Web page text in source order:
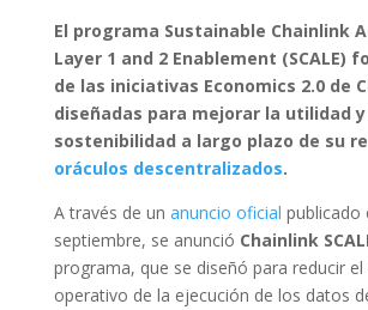
El programa Sustainable Chainlink
Layer 1 and 2 Enablement (SCALE)
de las iniciativas Economics 2.0 de
diseñadas para mejorar la utilidad y
sostenibilidad a largo plazo de su
oráculos descentralizados.
A través de un anuncio oficial publicado
septiembre, se anunció Chainlink
programa, que se diseñó para reducir el
operativo de la ejecución de los datos